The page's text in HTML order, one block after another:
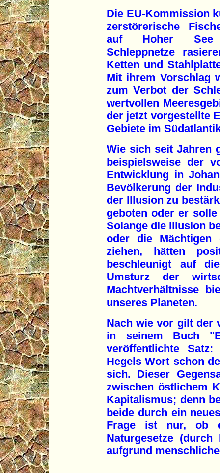
Die EU-Kommission
zerstörerische
auf Hoher See
Schleppnetze
Ketten und
Mit ihrem Vorschlag
zum Verbot der
wertvollen
der jetzt vorgestellte
Gebiete im
Wie sich seit Jahren
beispielsweise der
Entwicklung in
Bevölkerung der
der Illusion zu
geboten oder er
Solange die Illusion
oder die
ziehen, hätten
beschleunigt auf
Umsturz der
Machtverhältnisse
unseres Planeten.
Nach wie vor gilt der
in seinem Buch
veröffentlichte
Hegels Wort schon
sich. Dieser
zwischen östlichem
Kapitalismus; denn
beide durch ein
Frage ist nur, ob
Naturgesetze (durch
aufgrund